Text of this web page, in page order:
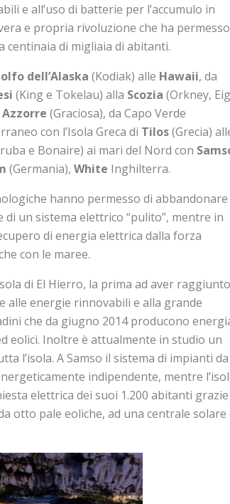
e all’uso di batterie per l’accumulo in
e propria rivoluzione che ha
centinaia di migliaia di abitanti.
dell’Alaska (Kodiak) alle Hawaii, da
(King e Tokelau) alla Scozia (Orkney,
Azzorre (Graciosa), da Capo Verde
con l’Isola Greca di Tilos(Grecia)
e Bonaire) ai mari del Nord con
(Germania), White Inghilterra.
hanno permesso di abbandonare
un sistema elettrico “pulito”, mentre in
di energia elettrica dalla forza
con le maree.
di El Hierro, la prima ad aver raggiunto
alle energie rinnovabili e alla grande
che da giugno 2014 producono
eolici. Inoltre è attualmente in studio un
l’isola. A Samso il sistema di impianti da
indipendente, mentre
elettrica dei suoi 1.200 abitanti grazie
otto pale eoliche, ad una centrale solare